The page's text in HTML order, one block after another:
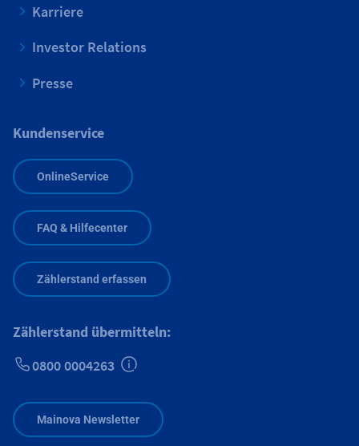
Karriere
Investor Relations
Presse
Kundenservice
OnlineService
FAQ & Hilfecenter
Zählerstand erfassen
Zählerstand übermitteln:
0800 0004263
Mainova Newsletter